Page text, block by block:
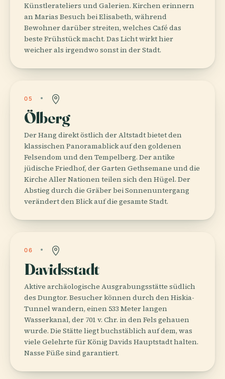
Künstlerateliers und Galerien. Kirchen erinnern
an Marias Besuch bei Elisabeth, während
Bewohner darüber streiten, welches Café das
beste Frühstück macht. Das Licht wirkt hier
weicher als irgendwo sonst in der Stadt.
05
Ölberg
Der Hang direkt östlich der Altstadt bietet den
klassischen Panoramablick auf den goldenen
Felsendom und den Tempelberg. Der antike
jüdische Friedhof, der Garten Gethsemane und die
Kirche Aller Nationen teilen sich den Hügel. Der
Abstieg durch die Gräber bei Sonnenuntergang
verändert den Blick auf die gesamte Stadt.
06
Davidsstadt
Aktive archäologische Ausgrabungsstätte südlich
des Dungtor. Besucher können durch den Hiskia-
Tunnel wandern, einen 533 Meter langen
Wasserkanal, der 701 v. Chr. in den Fels gehauen
wurde. Die Stätte liegt buchstäblich auf dem, was
viele Gelehrte für König Davids Hauptstadt halten.
Nasse Füße sind garantiert.